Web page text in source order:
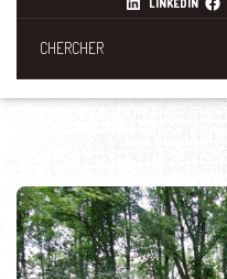
LINKEDIN